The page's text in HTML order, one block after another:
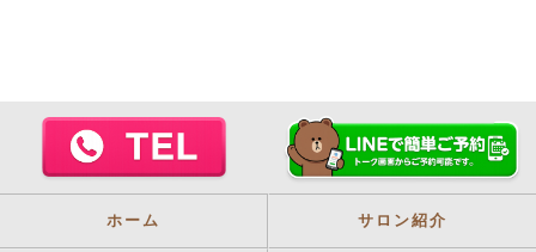
ホーム サロン紹介